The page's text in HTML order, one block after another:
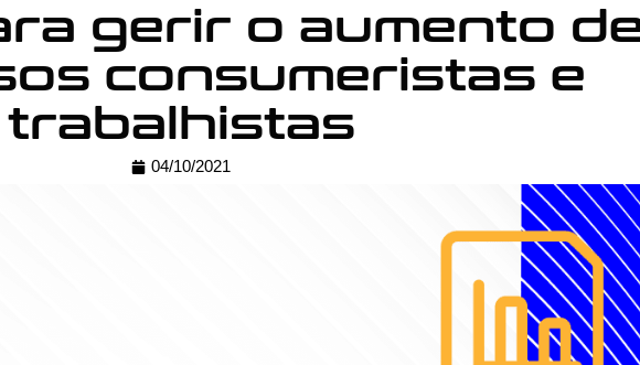
gerir o aumento
consumeristas e
trabalhistas
04/10/2021